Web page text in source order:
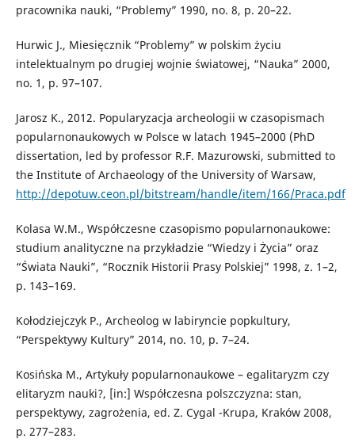
pracownika nauki, “Problemy” 1990, no. 8, p. 20–22.
Hurwic J., Miesięcznik “Problemy” w polskim życiu
intelektualnym po drugiej wojnie światowej, “Nauka” 2000,
no. 1, p. 97–107.
Jarosz K., 2012. Popularyzacja archeologii w czasopismach
popularnonaukowych w Polsce w latach 1945–2000 (PhD
dissertation, led by professor R.F. Mazurowski, submitted to
the Institute of Archaeology of the University of Warsaw,
http://depotuw.ceon.pl/bitstream/handle/item/166/Praca.pdf
Kolasa W.M., Współczesne czasopismo popularnonaukowe:
studium analityczne na przykładzie “Wiedzy i Życia” oraz
“Świata Nauki”, “Rocznik Historii Prasy Polskiej” 1998, z. 1–2,
p. 143–169.
Kołodziejczyk P., Archeolog w labiryncie popkultury,
“Perspektywy Kultury” 2014, no. 10, p. 7–24.
Kosińska M., Artykuły popularnonaukowe – egalitaryzm czy
elitaryzm nauki?, [in:] Współczesna polszczyzna: stan,
perspektywy, zagrożenia, ed. Z. Cygal -Krupa, Kraków 2008,
p. 277–283.